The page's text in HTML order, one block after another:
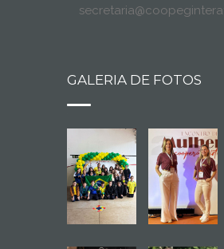
GALERIA DE FOTOS